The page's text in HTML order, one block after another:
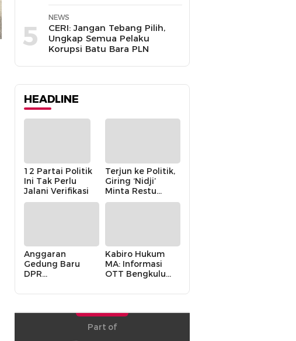
5
NEWS
CERI: Jangan Tebang Pilih,
Ungkap Semua Pelaku
Korupsi Batu Bara PLN
HEADLINE
12 Partai Politik
Ini Tak Perlu
Jalani Verifikasi
Terjun ke Politik,
Giring ‘Nidji’
Minta Restu
Keluarga
Anggaran
Gedung Baru
DPR
Cair karena
Budi” Pemerintah
Kabiro Hukum
MA: Informasi
OTT Bengkulu
Internal MA
Part of